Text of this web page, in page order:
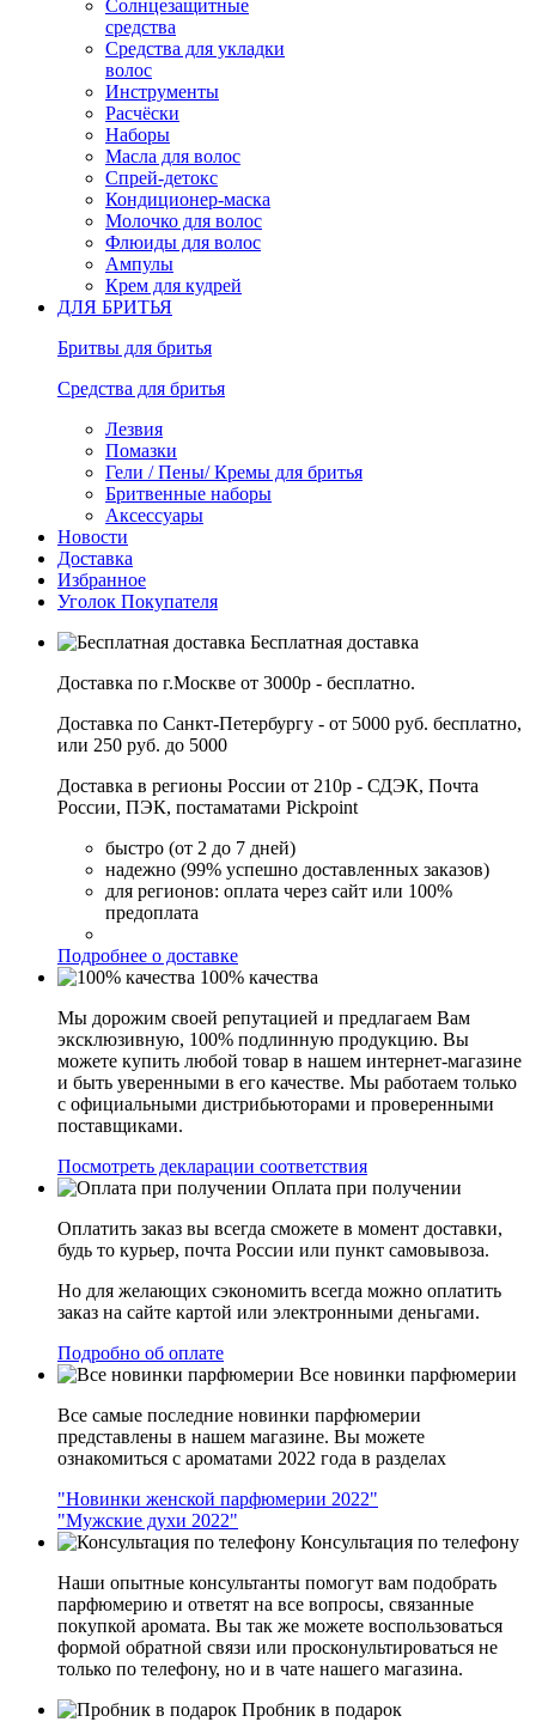
Солнцезащитные
средства
Средства для укладки
волос
Инструменты
Расчёски
Наборы
Масла для волос
Спрей-детокс
Кондиционер-маска
Молочко для волос
Флюиды для волос
Ампулы
Крем для кудрей
ДЛЯ БРИТЬЯ
Бритвы для бритья
Средства для бритья
Лезвия
Помазки
Гели / Пены/ Кремы для бритья
Бритвенные наборы
Аксессуары
Новости
Доставка
Избранное
Уголок Покупателя
Бесплатная доставка
Доставка по г.Москве от 3000р - бесплатно.
Доставка по Санкт-Петербургу - от 5000 руб. бесплатно,
или 250 руб. до 5000
Доставка в регионы России от 210р - СДЭК, Почта
России, ПЭК, постаматами Pickpoint
быстро (от 2 до 7 дней)
надежно (99% успешно доставленных заказов)
для регионов: оплата через сайт или 100%
предоплата
Подробнее о доставке
100% качества
Мы дорожим своей репутацией и предлагаем Вам
эксклюзивную, 100% подлинную продукцию. Вы
можете купить любой товар в нашем интернет-магазине
и быть уверенными в его качестве. Мы работаем только
с официальными дистрибьюторами и проверенными
поставщиками.
Посмотреть декларации соответствия
Оплата при получении
Оплатить заказ вы всегда сможете в момент доставки,
будь то курьер, почта России или пункт самовывоза.
Но для желающих сэкономить всегда можно оплатить
заказ на сайте картой или электронными деньгами.
Подробно об оплате
Все новинки парфюмерии
Все самые последние новинки парфюмерии
представлены в нашем магазине. Вы можете
ознакомиться с ароматами 2022 года в разделах
"Новинки женской парфюмерии 2022"
"Мужские духи 2022"
Консультация по телефону
Наши опытные консультанты помогут вам подобрать
парфюмерию и ответят на все вопросы, связанные
покупкой аромата. Вы так же можете воспользоваться
формой обратной связи или просконультироваться не
только по телефону, но и в чате нашего магазина.
Пробник в подарок